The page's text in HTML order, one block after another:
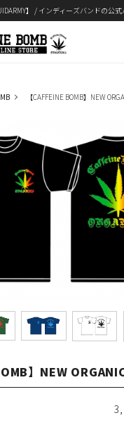
】 / インディーズバンドの公
【CAFFEINE BOMB】NEW
】NEW